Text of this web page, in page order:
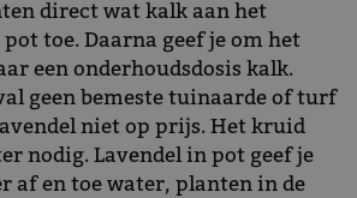
direct wat kalk aan het
toe. Daarna geef je om het
een onderhoudsdosis kalk.
geen bemeste tuinaarde of turf
niet op prijs. Het kruid
nodig. Lavendel in pot geef je
af en toe water, planten in de